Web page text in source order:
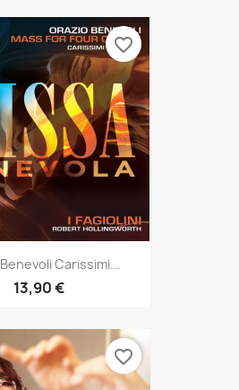
Carissimi...
13,90 €
favorite_border
favorite_border